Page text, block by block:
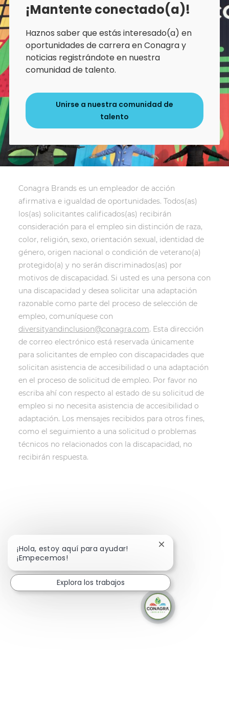
¡Mantente conectado(a)!
Haznos saber que estás interesado(a) en
oportunidades de carrera en Conagra y
noticias registrándote en nuestra
comunidad de talento.
Unirse a nuestra comunidad de
talento
Conagra Brands es un empleador de acción
afirmativa e igualdad de oportunidades. Todos(as)
los(as) solicitantes calificados(as) recibirán
consideración para el empleo sin distinción de raza,
color, religión, sexo, orientación sexual, identidad de
género, origen nacional o condición de veterano(a)
protegido(a) y no serán discriminados(as) por
motivos de discapacidad. Si usted es una persona con
una discapacidad y desea solicitar una adaptación
razonable como parte del proceso de selección de
empleo, comuníquese con
diversityandinclusion@conagra.com. Esta dirección
de correo electrónico está reservada únicamente
para solicitantes de empleo con discapacidades que
solicitan asistencia de accesibilidad o una adaptación
en el proceso de solicitud de empleo. Por favor no
escriba ahí con respecto al estado de su solicitud de
empleo si no necesita asistencia de accesibilidad o
adaptación. Los mensajes recibidos para otros fines,
como el seguimiento a una solicitud o problemas
técnicos no relacionados con la discapacidad, no
recibirán respuesta.
¡Hola, estoy aquí para ayudar!
¡Empecemos!
Cerrar
Explora los trabajos